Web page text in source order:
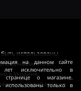
использованы
что их
в Украине.
посетителей старше
на данном сайте
лет исключительно в
о магазине.
использованы только в